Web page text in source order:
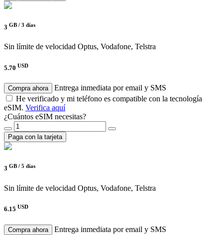
3 GB / 3 días
Sin límite de velocidad Optus, Vodafone, Telstra
5.70 USD
Compra ahora
Entrega inmediata por email y SMS
He verificado y mi teléfono es compatible con la tecnología
eSIM. Verifica aquí
¿Cuántos eSIM necesitas?
Paga con la tarjeta
3 GB / 5 días
Sin límite de velocidad Optus, Vodafone, Telstra
6.15 USD
Compra ahora
Entrega inmediata por email y SMS